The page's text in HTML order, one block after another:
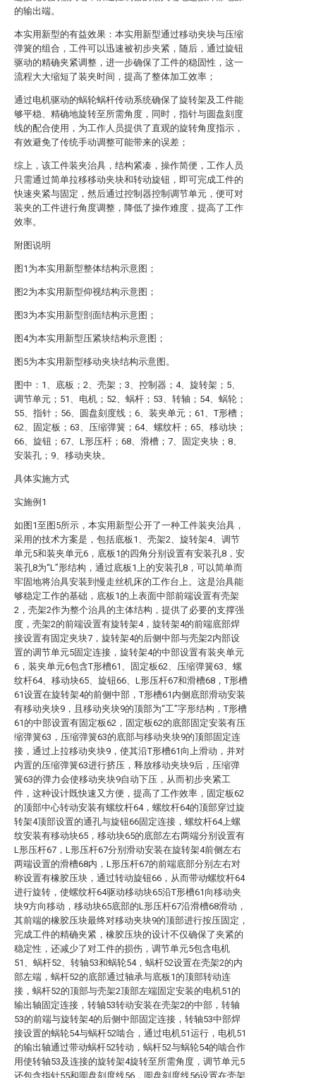
的输出端。
本实用新型的有益效果：本实用新型通过移动夹块与压缩
弹簧的组合，工件可以迅速被初步夹紧，随后，通过旋钮
驱动的精确夹紧调整，进一步确保了工件的稳固性，这一
流程大大缩短了装夹时间，提高了整体加工效率；
通过电机驱动的蜗轮蜗杆传动系统确保了旋转架及工件能
够平稳、精确地旋转至所需角度，同时，指针与圆盘刻度
线的配合使用，为工作人员提供了直观的旋转角度指示，
有效避免了传统手动调整可能带来的误差；
综上，该工件装夹治具，结构紧凑，操作简便，工作人员
只需通过简单拉移移动夹块和转动旋钮，即可完成工件的
快速夹紧与固定，然后通过控制器控制调节单元，便可对
装夹的工件进行角度调整，降低了操作难度，提高了工作
效率。
附图说明
图1为本实用新型整体结构示意图；
图2为本实用新型仰视结构示意图；
图3为本实用新型剖面结构示意图；
图4为本实用新型压紧块结构示意图；
图5为本实用新型移动夹块结构示意图。
图中：1、底板；2、壳架；3、控制器；4、旋转架；5、
调节单元；51、电机；52、蜗杆；53、转轴；54、蜗轮；
55、指针；56、圆盘刻度线；6、装夹单元；61、T形槽；
62、固定板；63、压缩弹簧；64、螺纹杆；65、移动块；
66、旋钮；67、L形压杆；68、滑槽；7、固定夹块；8、
安装孔；9、移动夹块。
具体实施方式
实施例1
如图1至图5所示，本实用新型公开了一种工件装夹治具，
采用的技术方案是，包括底板1、壳架2、旋转架4、调节
单元5和装夹单元6，底板1的四角分别设置有安装孔8，安
装孔8为“L”形结构，通过底板1上的安装孔8，可以简单而
牢固地将治具安装到慢走丝机床的工作台上。这是治具能
够稳定工作的基础，底板1的上表面中部前端设置有壳架
2，壳架2作为整个治具的主体结构，提供了必要的支撑强
度，壳架2的前端设置有旋转架4，旋转架4的前端底部焊
接设置有固定夹块7，旋转架4的后侧中部与壳架2内部设
置的调节单元5固定连接，旋转架4的中部设置有装夹单元
6，装夹单元6包含T形槽61、固定板62、压缩弹簧63、螺
纹杆64、移动块65、旋钮66、L形压杆67和滑槽68，T形槽
61设置在旋转架4的前侧中部，T形槽61内侧底部滑动安装
有移动夹块9，且移动夹块9的顶部为“工”字形结构，T形槽
61的中部设置有固定板62，固定板62的底部固定安装有压
缩弹簧63，压缩弹簧63的底部与移动夹块9的顶部固定连
接，通过上拉移动夹块9，使其沿T形槽61向上滑动，并对
内置的压缩弹簧63进行挤压，释放移动夹块9后，压缩弹
簧63的弹力会使移动夹块9自动下压，从而初步夹紧工
件，这种设计既快速又方便，提高了工作效率，固定板62
的顶部中心转动安装有螺纹杆64，螺纹杆64的顶部穿过旋
转架4顶部设置的通孔与旋钮66固定连接，螺纹杆64上螺
纹安装有移动块65，移动块65的底部左右两端分别设置有
L形压杆67，L形压杆67分别滑动安装在旋转架4前侧左右
两端设置的滑槽68内，L形压杆67的前端底部分别左右对
称设置有橡胶压块，通过转动旋钮66，从而带动螺纹杆64
进行旋转，使螺纹杆64驱动移动块65沿T形槽61向移动夹
块9方向移动，移动块65底部的L形压杆67沿滑槽68滑动，
其前端的橡胶压块最终对移动夹块9的顶部进行按压固定，
完成工件的精确夹紧，橡胶压块的设计不仅确保了夹紧的
稳定性，还减少了对工件的损伤，调节单元5包含电机
51、蜗杆52、转轴53和蜗轮54，蜗杆52设置在壳架2的内
部左端，蜗杆52的底部通过轴承与底板1的顶部转动连
接，蜗杆52的顶部与壳架2顶部左端固定安装的电机51的
输出轴固定连接，转轴53转动安装在壳架2的中部，转轴
53的前端与旋转架4的后侧中部固定连接，转轴53中部焊
接设置的蜗轮54与蜗杆52啮合，通过电机51运行，电机51
的输出轴通过带动蜗杆52转动，蜗杆52与蜗轮54的啮合作
用使转轴53及连接的旋转架4旋转至所需角度，调节单元5
还包含指针55和圆盘刻度线56，圆盘刻度线56设置在壳架